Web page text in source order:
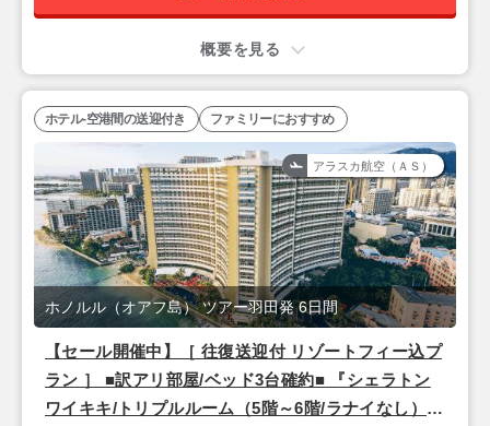
概要を見る
【セール開催中】［ 往復送迎付 リゾートフィー込プ
ラン ］ ■訳アリ部屋/ベッド3台確約■ 『シェラトン
ワイキキ/トリプルルーム（5階～6階/ラナイなし）』
ホノルル（オアフ島） ツアー羽田発 6日間
アラスカ航空（ＡＳ）
ホテル-空港間の送迎付き ファミリーにおすすめ